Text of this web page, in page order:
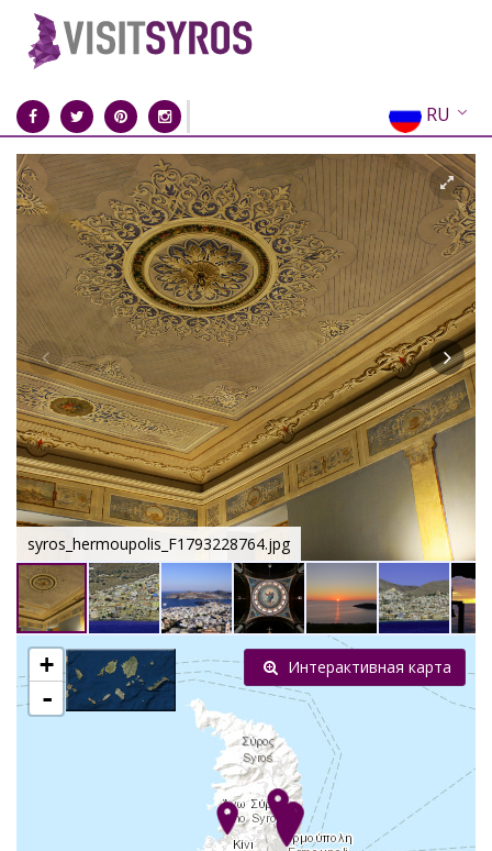
RU
EN
EL
FR
DE
IT
ES
CN
syros_hermoupolis_F1793228764.jpg
+
-
Интерактивная карта